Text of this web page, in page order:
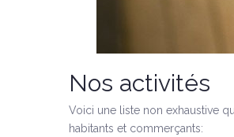
Nos activités
Voici une liste non exhaustive
habitants et commerçants: